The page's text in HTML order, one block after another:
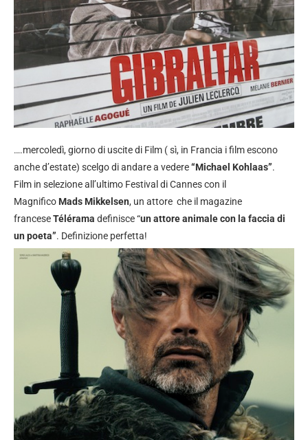
….mercoledì, giorno di uscite di Film ( sì, in Francia i film escono
anche d’estate) scelgo di andare a vedere“Michael Kohlaas”.
Film in selezione all’ultimo Festival di Cannes con il
Magnifico Mads Mikkelsen, un attore che il magazine
franceseTélérama definisce “un attore animale con la faccia di
un poeta”. Definizione perfetta!